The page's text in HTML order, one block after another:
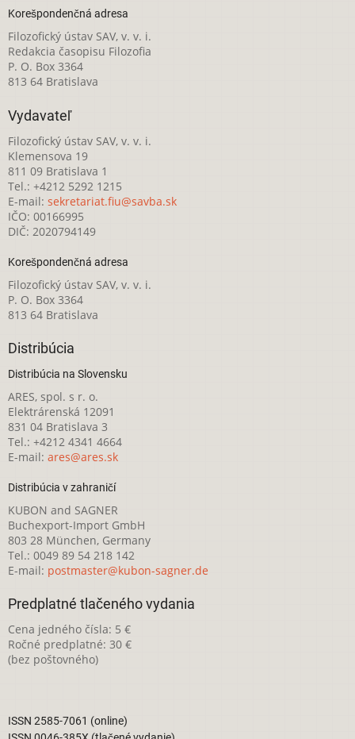
Korešpondenčná adresa
Filozofický ústav SAV, v. v. i.
Redakcia časopisu Filozofia
P. O. Box 3364
813 64 Bratislava
Vydavateľ
Filozofický ústav SAV, v. v. i.
Klemensova 19
811 09 Bratislava 1
Tel.: +4212 5292 1215
E-mail: sekretariat.fiu@savba.sk
IČO: 00166995
DIČ: 2020794149
Korešpondenčná adresa
Filozofický ústav SAV, v. v. i.
P. O. Box 3364
813 64 Bratislava
Distribúcia
Distribúcia na Slovensku
ARES, spol. s r. o.
Elektrárenská 12091
831 04 Bratislava 3
Tel.: +4212 4341 4664
E-mail: ares@ares.sk
Distribúcia v zahraničí
KUBON and SAGNER
Buchexport-Import GmbH
803 28 München, Germany
Tel.: 0049 89 54 218 142
E-mail: postmaster@kubon-sagner.de
Predplatné tlačeného vydania
Cena jedného čísla: 5 €
Ročné predplatné: 30 €
(bez poštovného)
ISSN 2585-7061 (online)